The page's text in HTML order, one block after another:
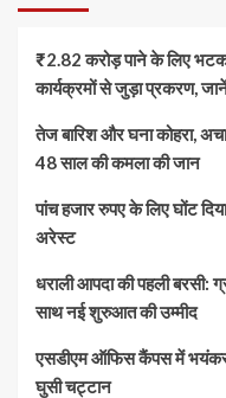
₹2.82 करोड़ पाने के लिए भटक
कार्यक्रमों से जुड़ा प्रकरण, जानें
तेज बारिश और घना कोहरा,
48 साल की कमला की जान
पांच हजार रुपए के लिए घोंट
अरेस्ट
धराली आपदा की पहली बरसी:
साथ नई शुरुआत की उम्मीद
एसडीएम ऑफिस कैंपस में भयंकर
घुसी चट्टान